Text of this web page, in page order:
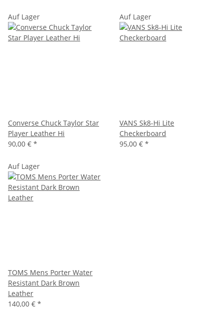
Auf Lager
Converse Chuck Taylor Star
Player Leather Hi
90,00 € *
Auf Lager
VANS Sk8-Hi Lite
Checkerboard
95,00 € *
Auf Lager
TOMS Mens Porter Water
Resistant Dark Brown
Leather
140,00 € *